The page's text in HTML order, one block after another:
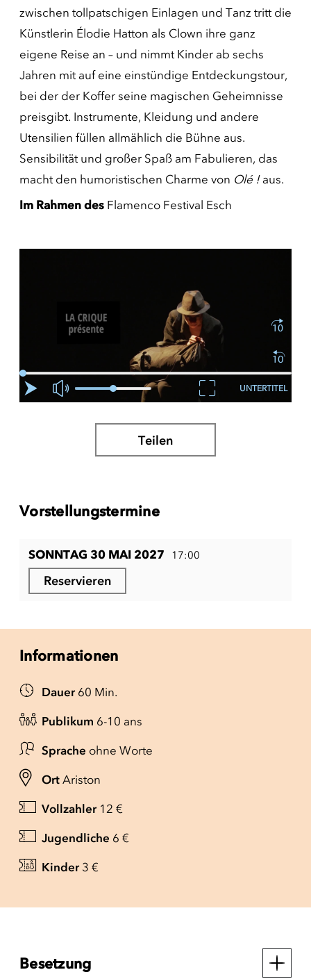
zwischen tollpatschigen Einlagen und Tanz tritt die
Künstlerin Élodie Hatton als Clown ihre ganz
eigene Reise an – und nimmt Kinder ab sechs
Jahren mit auf eine einstündige Entdeckungstour,
bei der der Koffer seine magischen Geheimnisse
preisgibt. Instrumente, Kleidung und andere
Utensilien füllen allmählich die Bühne aus.
Sensibilität und großer Spaß am Fabulieren, das
macht den humoristischen Charme von Olé !aus.
Im Rahmen des Flamenco Festival Esch
UNTERTITEL
Teilen
Vorstellungstermine
SONNTAG 30 MAI 2027 17:00
Reservieren
Informationen
Dauer 60 Min.
Publikum 6-10 ans
Sprache ohne Worte
Ort Ariston
Vollzahler 12 €
Jugendliche 6 €
Kinder 3 €
Besetzung